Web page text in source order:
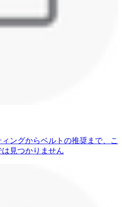
ングからベルトの推奨まで、こ
見つかりません